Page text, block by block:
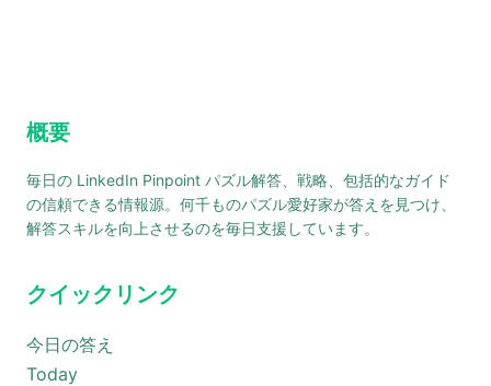
概要
毎日の LinkedIn Pinpoint パズル解答、戦略、包括的なガイド
の信頼できる情報源。何千ものパズル愛好家が答えを見つけ、
解答スキルを向上させるのを毎日支援しています。
クイックリンク
今日の答え
Today